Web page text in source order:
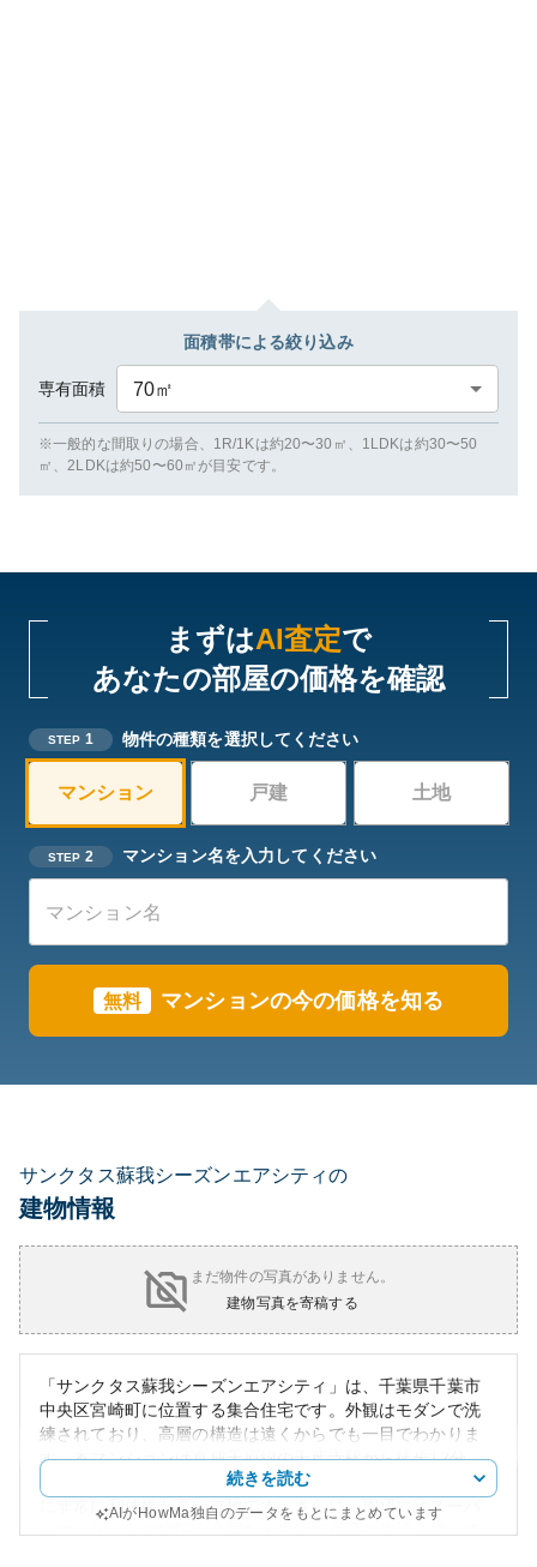
面積帯による絞り込み
専有面積 70㎡
※一般的な間取りの場合、1R/1Kは約20〜30㎡、1LDKは約30〜50
㎡、2LDKは約50〜60㎡が目安です。
まずはAI査定で
あなたの部屋の価格を確認
STEP 1 物件の種類を選択してください
マンション 戸建 土地
STEP 2 マンション名を入力してください
無料 マンションの今の価格を知る
サンクタス蘇我シーズンエアシティの
建物情報
まだ物件の写真がありません。
建物写真を寄稿する
「サンクタス蘇我シーズンエアシティ」は、千葉県千葉市
中央区宮崎町に位置する集合住宅です。外観はモダンで洗
練されており、高層の構造は遠くからでも一目でわかりま
す。本マンションは京成千原線の千葉寺駅から徒歩12分、
大森台駅からは徒歩15分とアクセスが便利で、通勤や通学
に非常に利便性が高い立地です。さらに、周辺にはスーパ
続きを読む
AIがHowMa独自のデータをもとにまとめています